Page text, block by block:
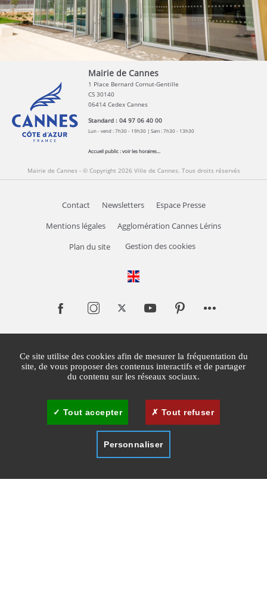
Mairie de Cannes
1 Place Bernard Cornut-Gentille
CS 30140
06414 Cedex Cannes
Standard : 04 97 06 40 00
Lun - vend : 7h30 - 19h30 | Sam : 7h30 - 13h30
Accueil public :voir les horaires...
Mairie de Cannes - © Copyright 2026 Ville de Cannes. Tous droits réservés
Contact Newsletters Espace Presse
Mentions légales Agglomération Cannes Lérins
Plan du site Gestion des cookies
Ce site utilise des cookies afin de mesurer la fréquentation du
site, de vous proposer des contenus interactifs et de partager
du contenu sur les réseaux sociaux.
Tout accepter Tout refuser
Personnaliser